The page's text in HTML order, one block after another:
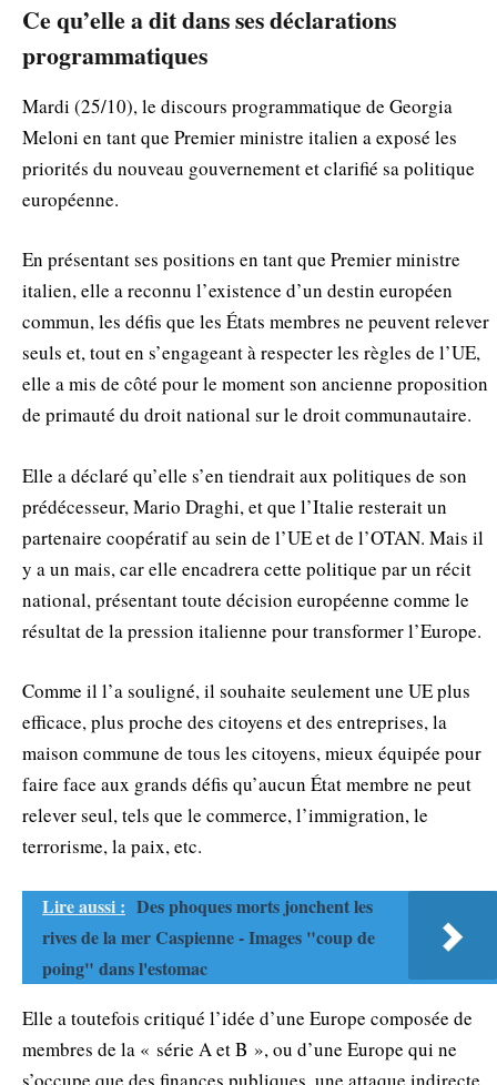
Ce qu’elle a dit dans ses déclarations
programmatiques
Mardi (25/10), le discours programmatique de Georgia
Meloni en tant que Premier ministre italien a exposé les
priorités du nouveau gouvernement et clarifié sa politique
européenne.
En présentant ses positions en tant que Premier ministre
italien, elle a reconnu l’existence d’un destin européen
commun, les défis que les États membres ne peuvent relever
seuls et, tout en s’engageant à respecter les règles de l’UE,
elle a mis de côté pour le moment son ancienne proposition
de primauté du droit national sur le droit communautaire.
Elle a déclaré qu’elle s’en tiendrait aux politiques de son
prédécesseur, Mario Draghi, et que l’Italie resterait un
partenaire coopératif au sein de l’UE et de l’OTAN. Mais il
y a un mais, car elle encadrera cette politique par un récit
national, présentant toute décision européenne comme le
résultat de la pression italienne pour transformer l’Europe.
Comme il l’a souligné, il souhaite seulement une UE plus
efficace, plus proche des citoyens et des entreprises, la
maison commune de tous les citoyens, mieux équipée pour
faire face aux grands défis qu’aucun État membre ne peut
relever seul, tels que le commerce, l’immigration, le
terrorisme, la paix, etc.
Lire aussi : Des phoques morts jonchent les
rives de la mer Caspienne - Images "coup de
poing" dans l'estomac
Elle a toutefois critiqué l’idée d’une Europe composée de
membres de la « série A et B », ou d’une Europe qui ne
s’occupe que des finances publiques, une attaque indirecte